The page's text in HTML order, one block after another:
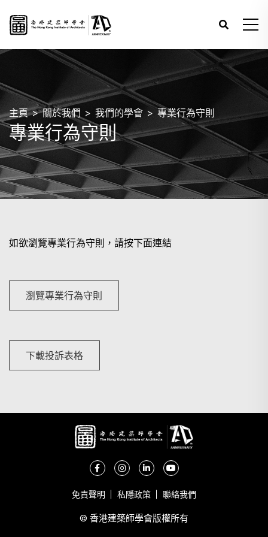
主頁 關於我們 我們的學會 專業行為守則
專業行為守則
如欲瀏覽專業行為守則，請按下面連結
瀏覽專業行為守則
下載投訴表格
免責聲明 私隱政策 聯絡我們
© 香港建築師學會版權所有